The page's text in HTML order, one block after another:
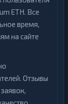
ETH. Все
время,
на сайте
Отзывы